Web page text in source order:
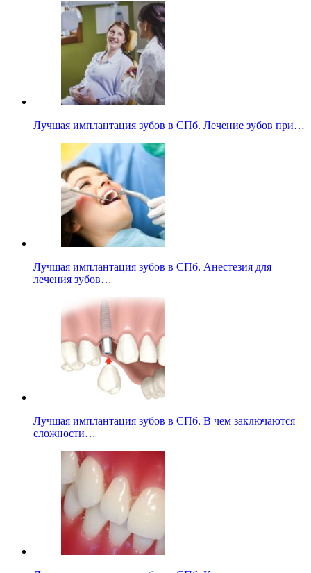
Лучшая имплантация зубов в СПб. Лечение зубов при…
Лучшая имплантация зубов в СПб. Анестезия для
лечения зубов…
Лучшая имплантация зубов в СПб. В чем заключаются
сложности…